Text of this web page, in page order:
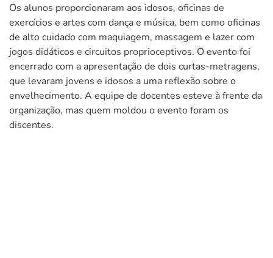
Os alunos proporcionaram aos idosos, oficinas de
exercícios e artes com dança e música, bem como oficinas
de alto cuidado com maquiagem, massagem e lazer com
jogos didáticos e circuitos proprioceptivos. O evento foi
encerrado com a apresentação de dois curtas-metragens,
que levaram jovens e idosos a uma reflexão sobre o
envelhecimento. A equipe de docentes esteve à frente da
organização, mas quem moldou o evento foram os
discentes.